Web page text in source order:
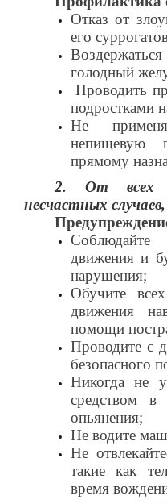
Отказ от
его
голодный
Проводить
подростками
Не
прямому
2. От всех
несчастных
движения и
нарушения;
Обучите
движения
помощи
Проводите с
безопасного
Никогда не
средством в
опьянения;
Не водите
Не
такие как
время